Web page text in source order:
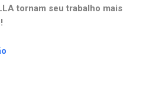
tornam seu trabalho mais